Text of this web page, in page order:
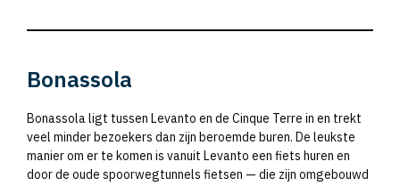
Bonassola
Bonassola ligt tussen Levanto en de Cinque Terre in en trekt
veel minder bezoekers dan zijn beroemde buren. De leukste
manier om er te komen is vanuit Levanto een fiets huren en
door de oude spoorwegtunnels fietsen — die zijn omgebouwd